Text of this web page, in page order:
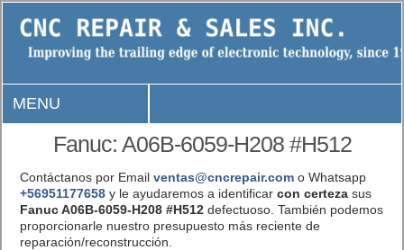
MENU
Fanuc: A06B-6059-H208 #H512
Contáctanos por Email ventas@cncrepair.como Whatsapp
+56951177658y le ayudaremos a identificar con certezasus
Fanuc A06B-6059-H208 #H512defectuoso. También podemos
proporcionarle nuestro presupuesto más reciente de
reparación/reconstrucción.